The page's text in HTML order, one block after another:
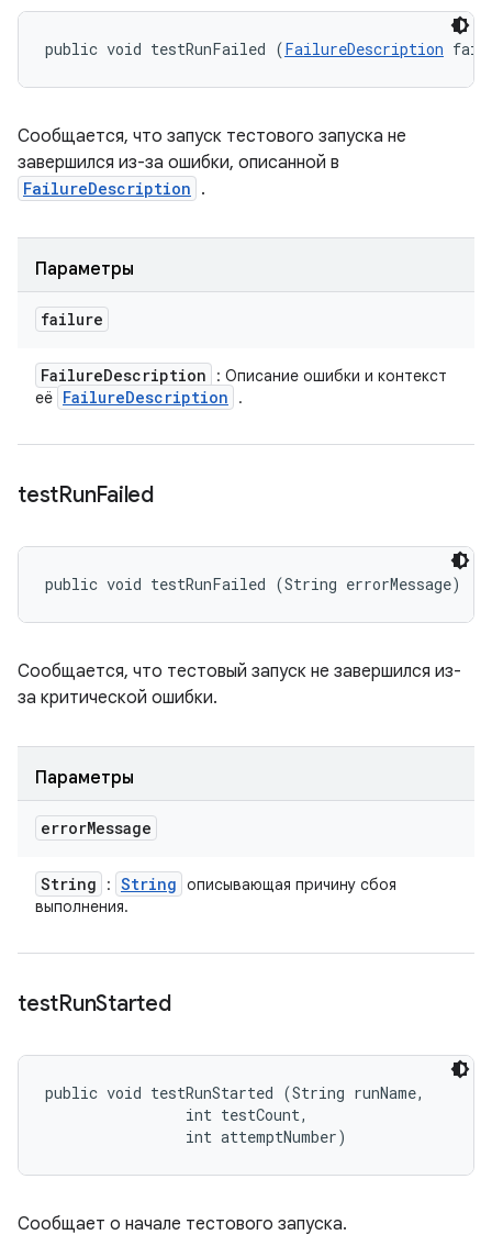
public void testRunFailed (FailureDescription
Сообщается, что запуск тестового запуска не
завершился из-за ошибки, описанной в
FailureDescription .
Параметры
failure
FailureDescription
: Описание ошибки и контекст
её FailureDescription .
testRunFailed
public void testRunFailed (String errorMessage)
Сообщается, что тестовый запуск не завершился из-
за критической ошибки.
Параметры
errorMessage
String : String описывающая причину сбоя
выполнения.
testRunStarted
public void testRunStarted (String runName,
                int testCount,
                int attemptNumber)
Сообщает о начале тестового запуска.